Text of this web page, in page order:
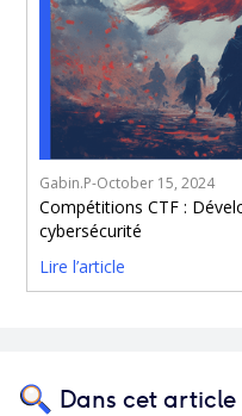
Gabin.P-October 15, 2024
Compétitions CTF :
cybersécurité
Lire l’article
Dans cet article